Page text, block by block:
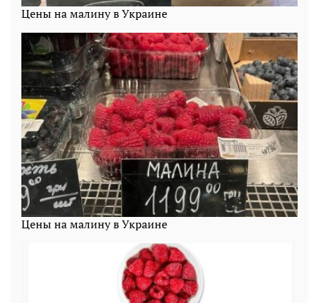
Цены на малину в Украине
Цены на малину в Украине